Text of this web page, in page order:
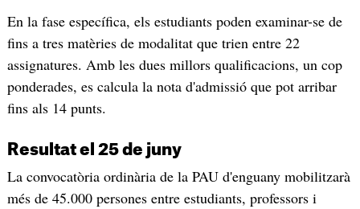
En la fase específica, els estudiants poden examinar-se de
fins a tres matèries de modalitat que trien entre 22
assignatures. Amb les dues millors qualificacions, un cop
ponderades, es calcula la nota d'admissió que pot arribar
fins als 14 punts.
Resultat el 25 de juny
La convocatòria ordinària de la PAU d'enguany mobilitzarà
més de 45.000 persones entre estudiants, professors i